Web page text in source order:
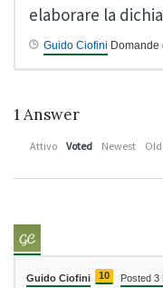
elaborare la
Guido Ciofini Domande
1 Answer
Attivo Voted Newest
Guido Ciofini 10 Posted 3